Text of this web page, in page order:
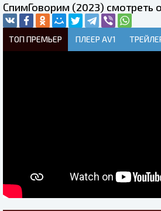
СпимГоворим (2023) смотреть
ТОП ПРЕМЬЕР ПЛЕЕР AV1